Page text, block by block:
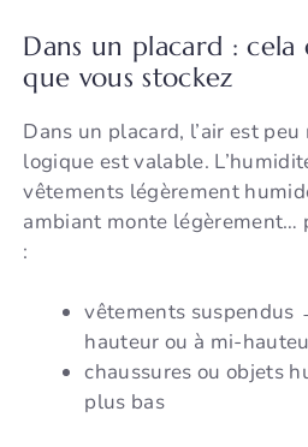
Dans un placard :
que vous stockez
Dans un placard, l’air est
logique est valable.
vêtements légèrement
ambiant monte légèrement…
:
vêtements suspendus
hauteur ou à mi-
chaussures ou objets
plus bas